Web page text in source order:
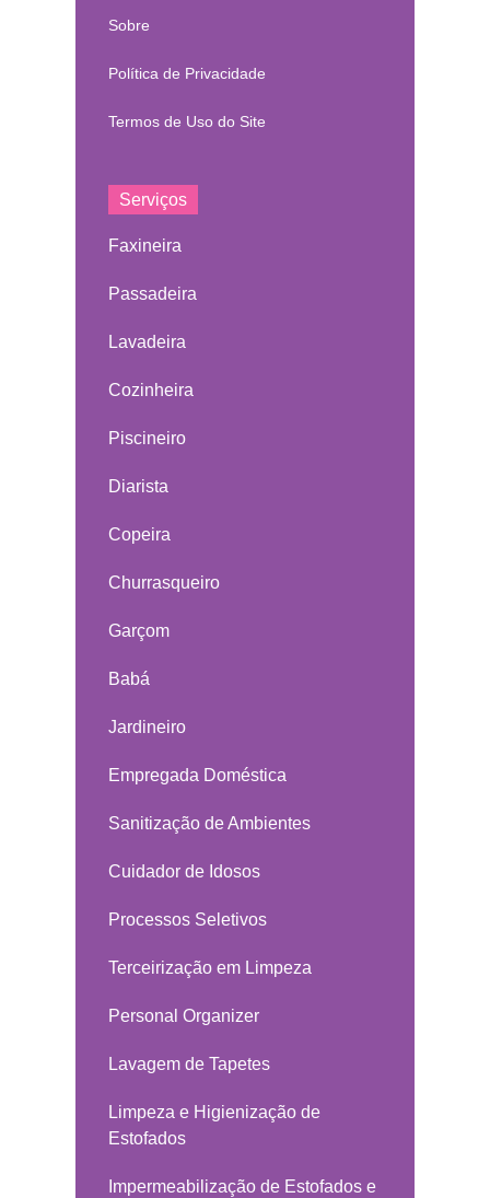
Sobre
Política de Privacidade
Termos de Uso do Site
Serviços
Faxineira
Passadeira
Lavadeira
Cozinheira
Piscineiro
Diarista
Copeira
Churrasqueiro
Garçom
Babá
Jardineiro
Empregada Doméstica
Sanitização de Ambientes
Cuidador de Idosos
Processos Seletivos
Terceirização em Limpeza
Personal Organizer
Lavagem de Tapetes
Limpeza e Higienização de
Estofados
Impermeabilização de Estofados e